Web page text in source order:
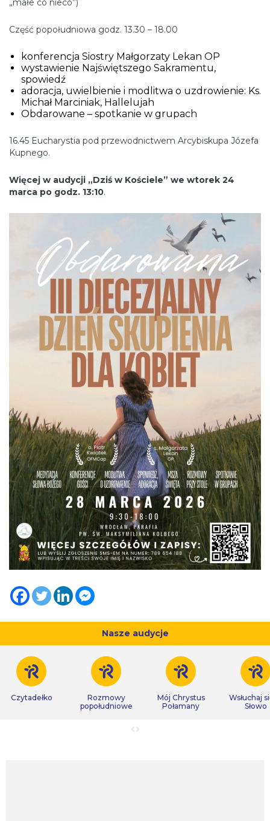
„małe co nieco”)
Część popołudniowa godz. 13.30 – 18.00
konferencja Siostry Małgorzaty Lekan OP
wystawienie Najświętszego Sakramentu,
spowiedź
adoracja, uwielbienie i modlitwa o uzdrowienie: Ks.
Michał Marciniak, Hallelujah
Obdarowane – spotkanie w grupach
16.45 Eucharystia pod przewodnictwem Arcybiskupa Józefa
Kupnego.
Więcej w audycji „Dziś w Kościele” we wtorek 24
marca po godz. 13:10.
Nasze audycje
Czytadełko
Rozmowy
popołudniowe
Mój Chrystus
Połamany
Wsłuchaj
Słowo